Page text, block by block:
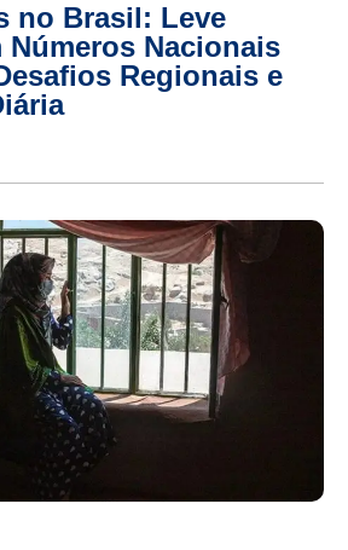
no Brasil: Leve
Números Nacionais
Regionais e